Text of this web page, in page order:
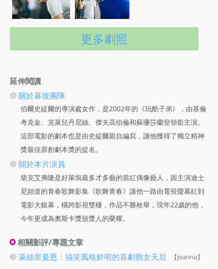
更多劇照
延伸閱讀
◎ 關於幕後團隊
伯爾史緹爾的導演處女作，是2002年的《玩酷子弟》，由基倫
考克金、克萊兒丹尼絲、傑夫高伯倫和蘇珊莎蘭登領銜主演。
這部電影的劇本也是由史緹爾親自編寫，讓他獲得了獨立精神
獎最佳原創劇本獎的提名。
◎ 關於本片演員
柴克艾弗隆是好萊塢最多才多藝的當紅偶像藝人，因主演迪士
尼頻道的青春歌舞影集《歌舞青春》讓他一路由電視螢幕紅到
電影大銀幕，橫跨影視雙棲，作品不勝枚舉，現年22歲的他，
今年更成為奧斯卡獎頒獎人的榮耀。
相關影評/專題文章
◎ 萊絲里曼恩：搞笑風格鮮明的喜劇熟女天后
【Joanna】